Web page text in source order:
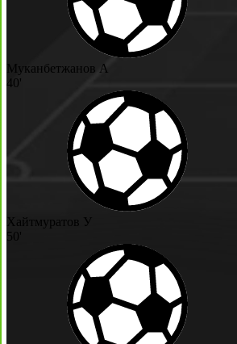
Муканбетжанов А
40'
Хайтмуратов У
50'